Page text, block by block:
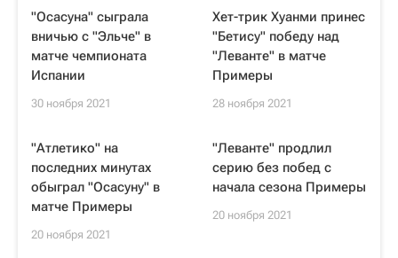
"Осасуна" сыграла
вничью с "Эльче" в
матче чемпионата
Испании
30 ноября 2021
Хет-трик Хуанми принес
"Бетису" победу над
"Леванте" в матче
Примеры
28 ноября 2021
"Атлетико" на
последних минутах
обыграл "Осасуну" в
матче Примеры
20 ноября 2021
"Леванте" продлил
серию без побед с
начала сезона Примеры
20 ноября 2021